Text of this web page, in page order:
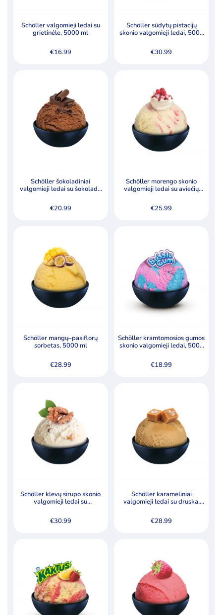
Akcija Naujiena
Schöller valgomieji ledai su
grietinėle, 5000 ml
€16.99
Schöller sūdytų pistacijų
skonio valgomieji ledai, 5000
€30.99
Schöller šokoladiniai
valgomieji ledai su šokolado
€20.99
Schöller morengo skonio
valgomieji ledai su aviečių
gabalėliais (0,7 %), 5000 ml
€25.99
Schöller mangų–pasiflorų
sorbetas, 5000 ml
€28.99
Schöller kramtomosios gumos
skonio valgomieji ledai, 5000
€18.99
Schöller klevų sirupo skonio
valgomieji ledai su
riešutais (4,5 %), 5000 ml
€30.99
Schöller karameliniai
valgomieji ledai su druska,
riešutų gabalėliais, 5000 ml
€28.99